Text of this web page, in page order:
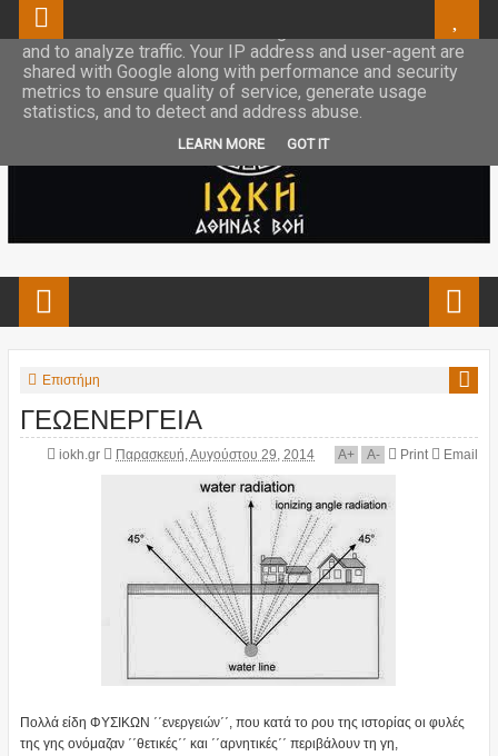
Επιστήμη
ΓΕΩΕΝΕΡΓΕΙΑ
iokh.gr Παρασκευή, Αυγούστου 29, 2014 A+ A- Print Email
Πολλά είδη ΦΥΣΙΚΩΝ ΄΄ενεργειών΄΄, που κατά το ρου της ιστορίας οι φυλές
της γης ονόμαζαν ΄΄θετικές΄΄ και ΄΄αρνητικές΄΄ περιβάλουν τη γη,
This site uses cookies from Google to deliver its services
and to analyze traffic. Your IP address and user-agent are
shared with Google along with performance and security
metrics to ensure quality of service, generate usage
statistics, and to detect and address abuse.
LEARN MORE GOT IT